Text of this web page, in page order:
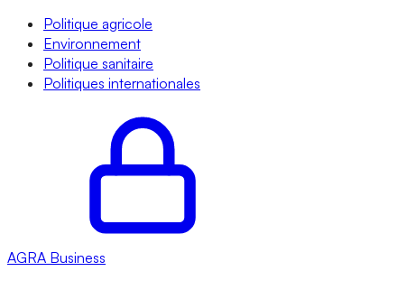
Politique agricole
Environnement
Politique sanitaire
Politiques internationales
AGRA Business